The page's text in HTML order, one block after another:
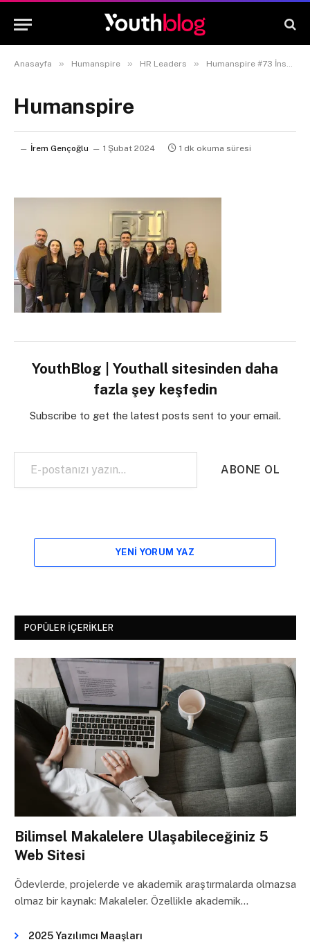
Anasayfa » Humanspire » HR Leaders » Humanspire #73 İnsan Kaynakları Direktörü Kenan Barış Demirdelen
Humanspire
İrem Gençoğlu 1 Şubat 2024 1 dk okuma süresi
YouthBlog | Youthall sitesinden daha
fazla şey keşfedin
Subscribe to get the latest posts sent to your email.
E-postanızı yazın…
ABONE OL
YENI YORUM YAZ
POPÜLER İÇERIKLER
Bilimsel Makalelere Ulaşabileceğiniz 5
Web Sitesi
Ödevlerde, projelerde ve akademik araştırmalarda olmazsa
olmaz bir kaynak: Makaleler. Özellikle akademik…
2025 Yazılımcı Maaşları